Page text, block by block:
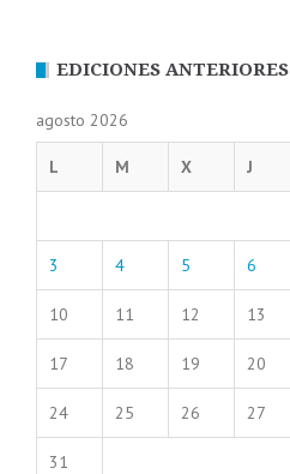
EDICIONES ANTERIORES
agosto 2026
L M X J
3 4 5 6
10 11 12 13
17 18 19 20
24 25 26 27
31